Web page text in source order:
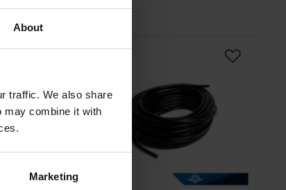
About
traffic. We also share
may combine it with
Marketing